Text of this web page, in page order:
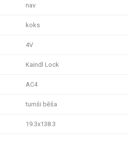
nav
koks
4V
Kaindl Lock
AC4
tumši bēša
19.3x138.3